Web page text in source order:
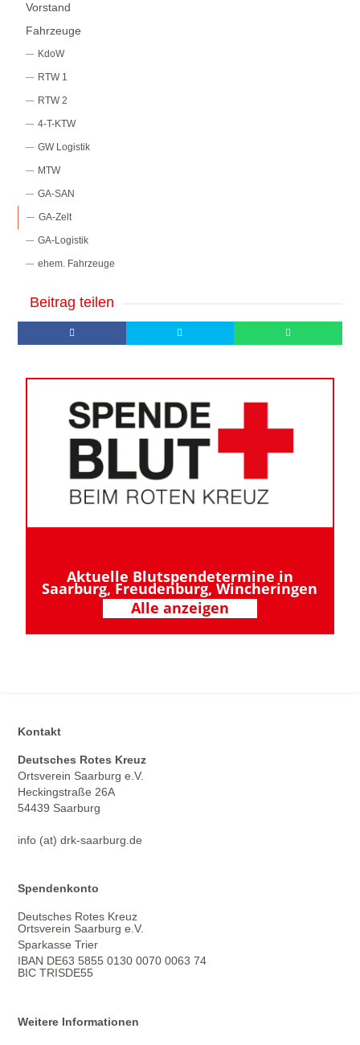
Vorstand
Fahrzeuge
KdoW
RTW 1
RTW 2
4-T-KTW
GW Logistik
MTW
GA-SAN
GA-Zelt
GA-Logistik
ehem. Fahrzeuge
Beitrag teilen
Aktuelle Blutspendetermine in
Saarburg, Freudenburg, Wincheringen
Alle anzeigen
Kontakt
Deutsches Rotes Kreuz
Ortsverein Saarburg e.V.
Heckingstraße 26A
54439 Saarburg
info (at) drk-saarburg.de
Spendenkonto
Deutsches Rotes Kreuz
Ortsverein Saarburg e.V.
Sparkasse Trier
IBAN DE63 5855 0130 0070 0063 74
BIC TRISDE55
Weitere Informationen